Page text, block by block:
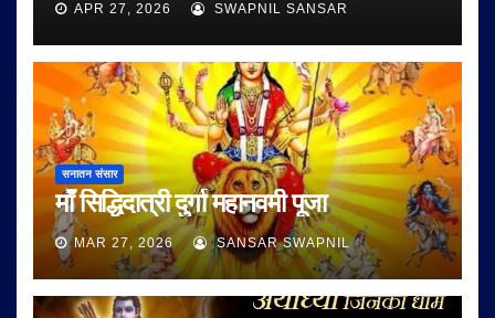
APR 27, 2026 SWAPNIL SANSAR
सनातन संसार
माँ सिद्धिदात्री दुर्गा महानवमी पूजा
MAR 27, 2026 SANSAR SWAPNIL